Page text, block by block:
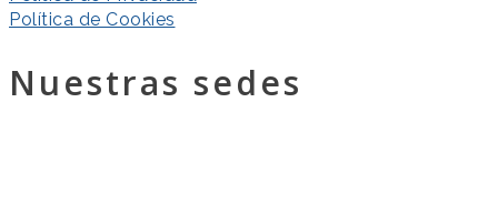
Política de Cookies
Nuestras sedes